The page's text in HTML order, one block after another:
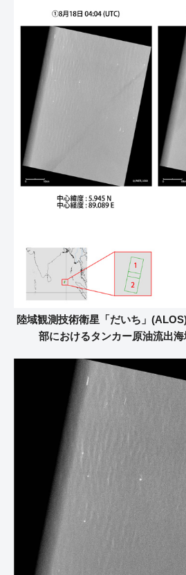
陸域観測技術衛星「だいち」
部におけるタンカー原油流出